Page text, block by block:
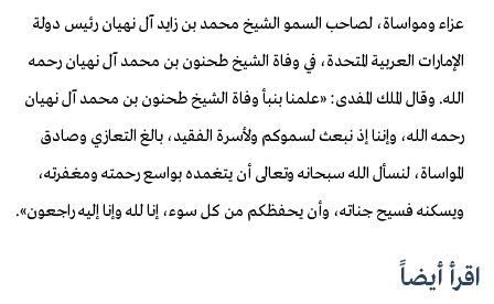
عزاء ومواساة، لصاحب السمو الشيخ محمد بن زايد آل نهيان رئيس دولة
الإمارات العربية المتحدة، في وفاة الشيخ طحنون بن محمد آل نهيان رحمه
الله. وقال الملك المفدى: «علمنا بنبأ وفاة الشيخ طحنون بن محمد آل نهيان
رحمه الله، وإننا إذ نبعث لسموكم ولأسرة الفقيد، بالغ التعازي وصادق
المواساة، لنسأل الله سبحانه وتعالى أن يتغمده بواسع رحمته ومغفرته،
ويسكنه فسيح جناته، وأن يحفظكم من كل سوء، إنا لله وإنا إليه راجعون».
اقرأ أيضاً